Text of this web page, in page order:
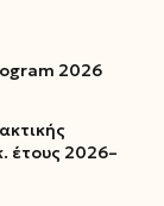
2026
έτους 2026–